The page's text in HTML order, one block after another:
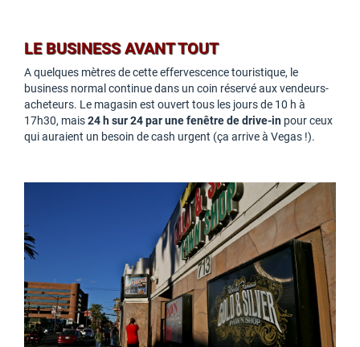
LE BUSINESS AVANT TOUT
A quelques mètres de cette effervescence touristique, le
business normal continue dans un coin réservé aux vendeurs-
acheteurs. Le magasin est ouvert tous les jours de 10 h à
17h30, mais24 h sur 24 par une fenêtre de drive-in pour ceux
qui auraient un besoin de cash urgent (ça arrive à Vegas !).